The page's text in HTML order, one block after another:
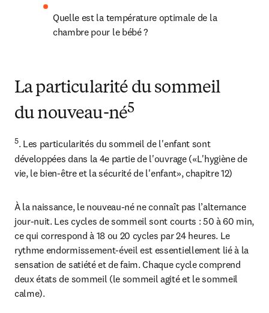
Quelle est la température optimale de la
chambre pour le bébé ?
La particularité du sommeil
du nouveau-né5
5. Les particularités du sommeil de l'enfant sont
développées dans la 4e partie de l'ouvrage («L'hygiène de
vie, le bien-être et la sécurité de l'enfant», chapitre 12)
À la naissance, le nouveau-né ne connaît pas l’alternance
jour-nuit. Les cycles de sommeil sont courts : 50 à 60 min,
ce qui correspond à 18 ou 20 cycles par 24 heures. Le
rythme endormissement-éveil est essentiellement lié à la
sensation de satiété et de faim. Chaque cycle comprend
deux états de sommeil (le sommeil agité et le sommeil
calme).